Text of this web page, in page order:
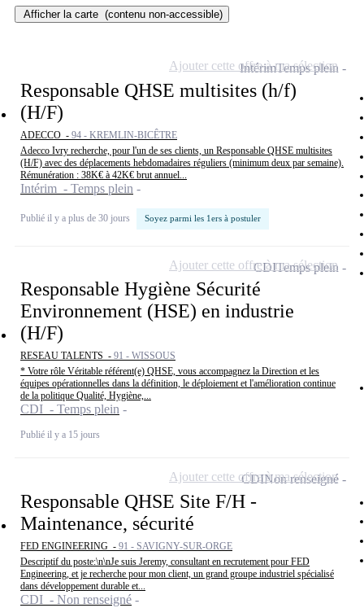
Afficher la carte (contenu non-accessible)
Responsable QHSE multisites (h/f)
(H/F)
ADECCO - 94 - KREMLIN-BICÊTRE
Adecco Ivry recherche, pour l'un de ses clients, un Responsable QHSE multisites
(H/F) avec des déplacements hebdomadaires réguliers (minimum deux par semaine).
Rémunération : 38K€ à 42K€ brut annuel...
Intérim - Temps plein
Publié il y a plus de 30 jours Soyez parmi les 1ers à postuler
IntérimTemps plein
Ajouter cette offre à ma sélection
Responsable Hygiène Sécurité
Environnement (HSE) en industrie
(H/F)
RESEAU TALENTS - 91 - WISSOUS
* Votre rôle Véritable référent(e) QHSE, vous accompagnez la Direction et les
équipes opérationnelles dans la définition, le déploiement et l'amélioration continue
de la politique Qualité, Hygiène,...
CDI - Temps plein
Publié il y a 15 jours
CDITemps plein
Ajouter cette offre à ma sélection
Responsable QHSE Site F/H -
Maintenance, sécurité
FED ENGINEERING - 91 - SAVIGNY-SUR-ORGE
Descriptif du poste:\n\nJe suis Jeremy, consultant en recrutement pour FED
Engineering, et je recherche pour mon client, un grand groupe industriel spécialisé
dans développement durable et...
CDI - Non renseigné
CDINon renseigné
Ajouter cette offre à ma sélection